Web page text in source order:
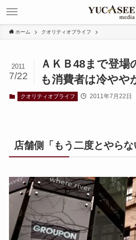
ホーム クオリティオブライフ
ＡＫＢ48まで登場
も消費者は冷やや
2011
7/22
クオリティオブライフ 2011年7月22日
店舗側「もう二度とやらな